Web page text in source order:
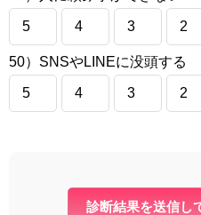
5 4 3 2
50）SNSやLINEに没頭する
5 4 3 2